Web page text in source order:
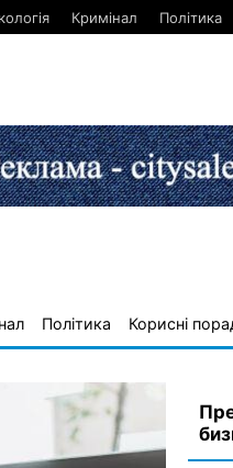
Кримінал Політика
Політика Корисні